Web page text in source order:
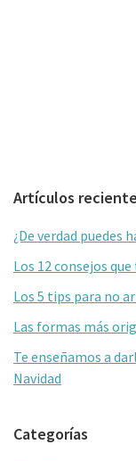
Barra
lateral
primaria
Artículos
¿De verdad puedes
Los 12 consejos
Los 5 tips para no
Las formas más
Te enseñamos a
Navidad
Categorías